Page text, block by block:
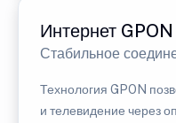
Интернет GPON
Стабильное
Технология GPON
и телевидение через